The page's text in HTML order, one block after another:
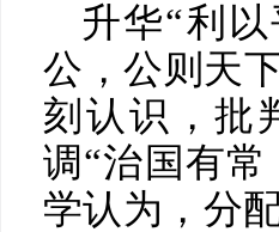
升华“利
公，公则天
刻认识，批
调“治国有
学认为，分